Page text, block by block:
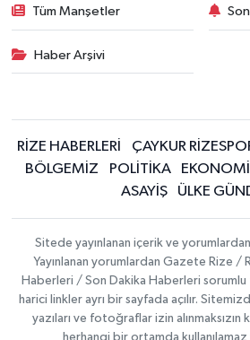
Tüm Manşetler
Haber Arşivi
RİZE HABERLERİ ÇAYKUR
BÖLGEMİZ
POLİTİKA EKONOMİ
ASAYİŞ
ÜLKE
Sitede yayınlanan içerik ve
Yayınlanan yorumlardan Gazete Rize
Haberleri / Son Dakika Haberleri
harici linkler ayrı bir sayfada açılır.
yazıları ve fotoğraflar izin
herhangi bir ortamda kullanılamaz